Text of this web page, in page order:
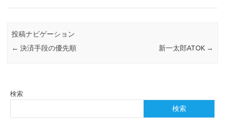
投稿ナビゲーション
← 決済手段の優先順 新一太郎ATOK →
検索
検索